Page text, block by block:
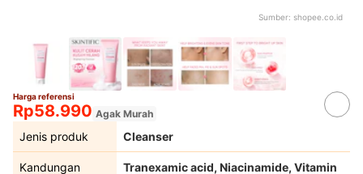
Sumber: shopee.co.id
Harga referensi
Rp58.990 Agak Murah
Jenis produk Cleanser
Kandungan
Tranexamic acid, Niacinamide, Vitamin